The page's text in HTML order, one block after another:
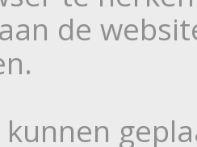
de
kunnen